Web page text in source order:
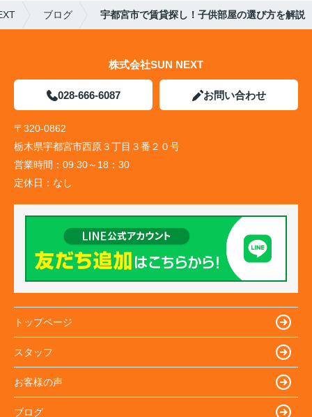
ブログ 宇都宮市で賃貸探し！子供部屋の選び方を解説
株式会社SUN NEXT
028-666-6087 お問い合わせ
〒320-0862
栃木県宇都宮市西原３丁目３番２０号
営業時間： 09:30～18：30
定休日： なし
トップページ
スタッフ
お客様の声
ブログ